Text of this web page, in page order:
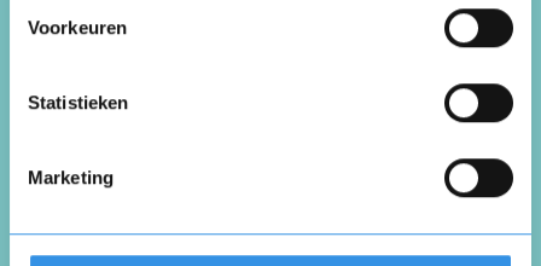
Voorkeuren
Statistieken
Marketing